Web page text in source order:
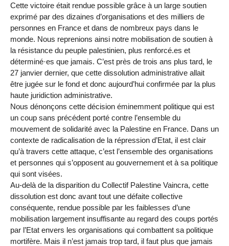
Cette victoire était rendue possible grâce à un large soutien
exprimé par des dizaines d’organisations et des milliers de
personnes en France et dans de nombreux pays dans le
monde. Nous reprenions ainsi notre mobilisation de soutien à
la résistance du peuple palestinien, plus renforcé.es et
déterminé·es que jamais. C’est près de trois ans plus tard, le
27 janvier dernier, que cette dissolution administrative allait
être jugée sur le fond et donc aujourd’hui confirmée par la plus
haute juridiction administrative.
Nous dénonçons cette décision éminemment politique qui est
un coup sans précédent porté contre l’ensemble du
mouvement de solidarité avec la Palestine en France. Dans un
contexte de radicalisation de la répression d’Etat, il est clair
qu’à travers cette attaque, c’est l’ensemble des organisations
et personnes qui s’opposent au gouvernement et à sa politique
qui sont visées.
Au-delà de la disparition du Collectif Palestine Vaincra, cette
dissolution est donc avant tout une défaite collective
conséquente, rendue possible par les faiblesses d’une
mobilisation largement insuffisante au regard des coups portés
par l’Etat envers les organisations qui combattent sa politique
mortifère. Mais il n’est jamais trop tard, il faut plus que jamais